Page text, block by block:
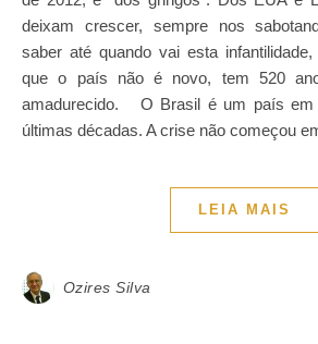
deixam crescer, sempre nos
saber até quando vai esta
que o país não é novo, tem 520
amadurecido. O Brasil é um país em
últimas décadas. A crise não começou
LEIA MAIS
Ozires Silva